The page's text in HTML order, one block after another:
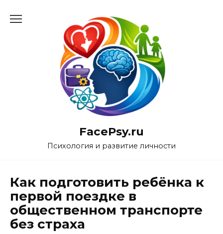
FacePsy.ru
Психология и развитие личности
Как подготовить ребёнка к
первой поездке в
общественном транспорте
без страха